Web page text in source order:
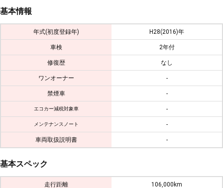
基本情報
年式(初度登録年) H28(2016)年
車検 2年付
修復歴 なし
ワンオーナー -
禁煙車 -
エコカー減税対象車 -
メンテナンスノート -
車両取扱説明書 -
基本スペック
走行距離 106,000km